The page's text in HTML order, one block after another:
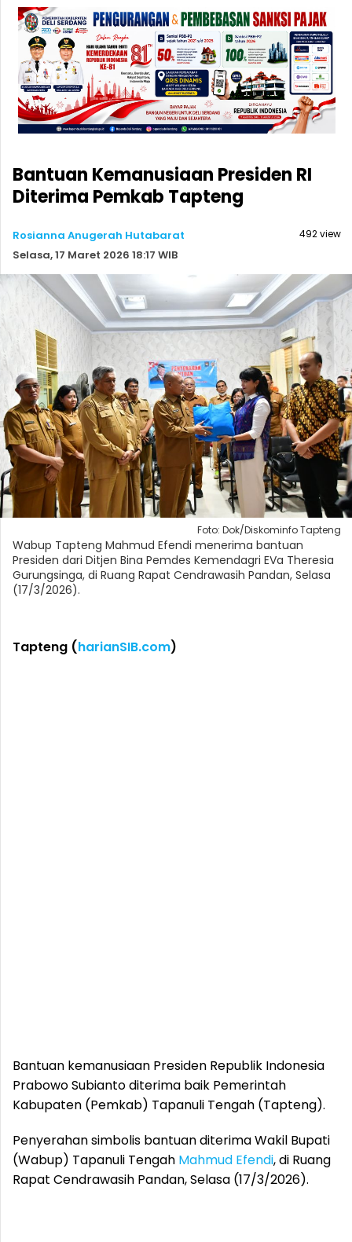
Bantuan Kemanusiaan Presiden RI
Diterima Pemkab Tapteng
Rosianna Anugerah Hutabarat
Selasa, 17 Maret 2026 18:17 WIB
492 view
Foto: Dok/Diskominfo Tapteng
Wabup Tapteng Mahmud Efendi menerima bantuan
Presiden dari Ditjen Bina Pemdes Kemendagri EVa Theresia
Gurungsinga, di Ruang Rapat Cendrawasih Pandan, Selasa
(17/3/2026).
Tapteng (harianSIB.com)
Bantuan kemanusiaan Presiden Republik Indonesia
Prabowo Subianto diterima baik Pemerintah
Kabupaten (Pemkab) Tapanuli Tengah (Tapteng).
Penyerahan simbolis bantuan diterima Wakil Bupati
(Wabup) Tapanuli Tengah Mahmud Efendi, di Ruang
Rapat Cendrawasih Pandan, Selasa (17/3/2026).